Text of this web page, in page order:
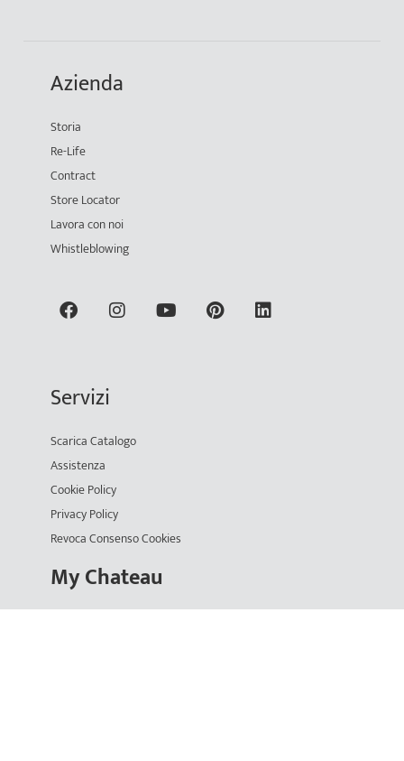
Azienda
Storia
Re-Life
Contract
Store Locator
Lavora con noi
Whistleblowing
Servizi
Scarica Catalogo
Assistenza
Cookie Policy
Privacy Policy
Revoca Consenso Cookies
My Chateau